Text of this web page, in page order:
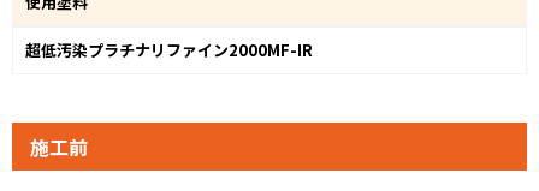
超低汚染プラチナリファイン2000MF-IR
施工前